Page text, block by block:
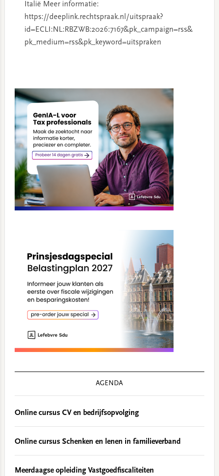
Italië Meer informatie:
https://deeplink.rechtspraak.nl/uitspraak?
id=ECLI:NL:RBZWB:2026:7167&pk_campaign=rss&
pk_medium=rss&pk_keyword=uitspraken
Sidebar
AGENDA
Online cursus CV en bedrijfsopvolging
Online cursus Schenken en lenen in familieverband
Meerdaagse opleiding Vastgoedfiscaliteiten